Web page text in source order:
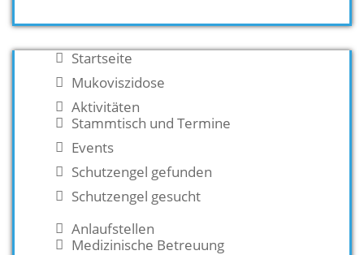
Startseite
Mukoviszidose
Aktivitäten
Stammtisch und Termine
Events
Schutzengel gefunden
Schutzengel gesucht
Anlaufstellen
Medizinische Betreuung